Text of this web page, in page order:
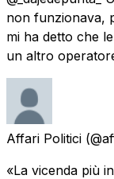
non funzionava,
mi ha detto che
un altro
Affari Politici
«La vicenda più